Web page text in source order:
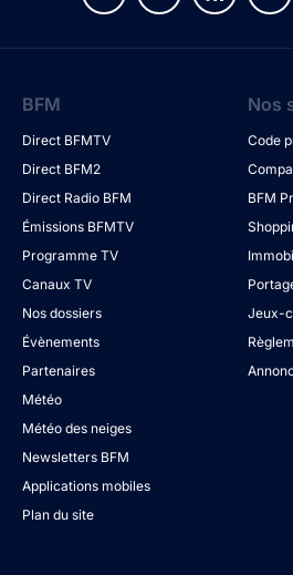
BFM
Direct BFMTV
Direct BFM2
Direct Radio BFM
Émissions BFMTV
Programme TV
Canaux TV
Nos dossiers
Évènements
Partenaires
Météo
Météo des neiges
Newsletters BFM
Applications mobiles
Plan du site
Nos
Code
BFM
Jeux-